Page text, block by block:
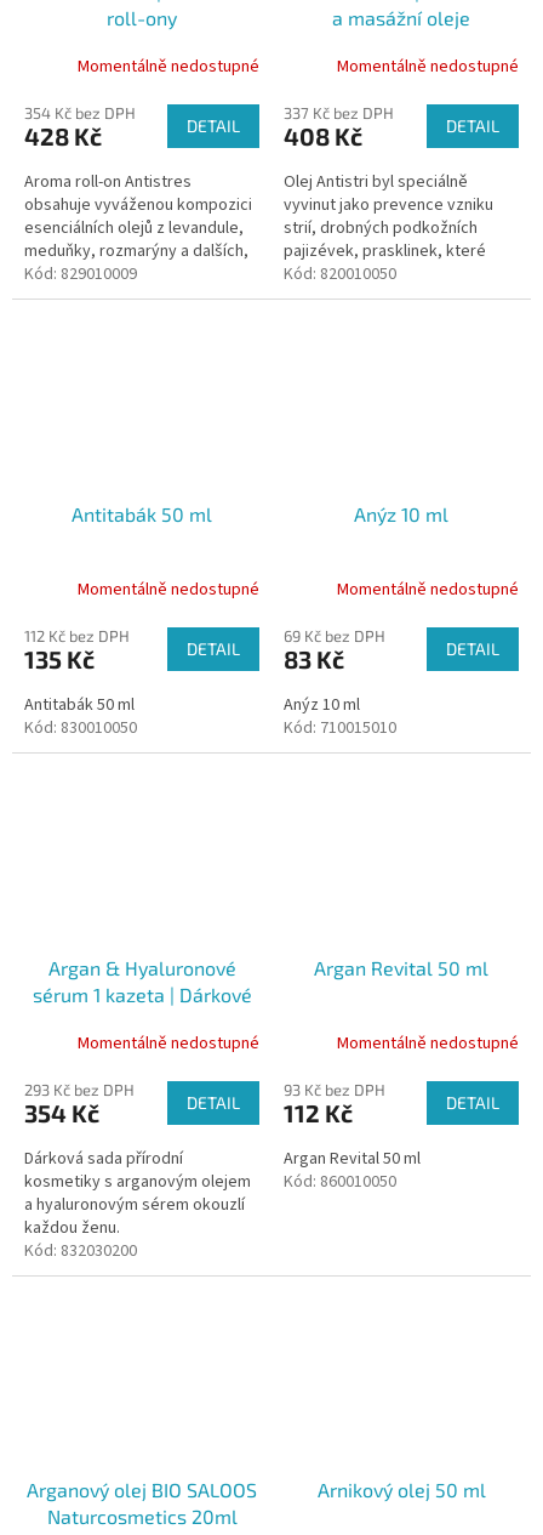
roll-ony
Momentálně nedostupné
354 Kč bez DPH
428 Kč DETAIL
Aroma roll-on Antistres
obsahuje vyváženou kompozici
esenciálních olejů z levandule,
meduňky, rozmarýny a dalších,
která uvolňuje psychické napětí,
vyčerpání a stres.
Kód: 829010009
a masážní oleje
Momentálně nedostupné
337 Kč bez DPH
408 Kč DETAIL
Olej Antistri byl speciálně
vyvinut jako prevence vzniku
strií, drobných podkožních
pajizévek, prasklinek, které
vznikají v těhotenství, při
prudkém zvýšení váhy a při
Kód: 820010050
Antitabák 50 ml
Momentálně nedostupné
112 Kč bez DPH
135 Kč DETAIL
Antitabák 50 ml
Kód: 830010050
Anýz 10 ml
Momentálně nedostupné
69 Kč bez DPH
83 Kč DETAIL
Anýz 10 ml
Kód: 710015010
Argan & Hyaluronové
sérum 1 kazeta | Dárkové
Momentálně nedostupné
293 Kč bez DPH
354 Kč DETAIL
Dárková sada přírodní
kosmetiky s arganovým olejem
a hyaluronovým sérem okouzlí
každou ženu.
Kód: 832030200
Argan Revital 50 ml
Momentálně nedostupné
93 Kč bez DPH
112 Kč DETAIL
Argan Revital 50 ml
Kód: 860010050
Arganový olej BIO SALOOS
Naturcosmetics 20ml
Arnikový olej 50 ml